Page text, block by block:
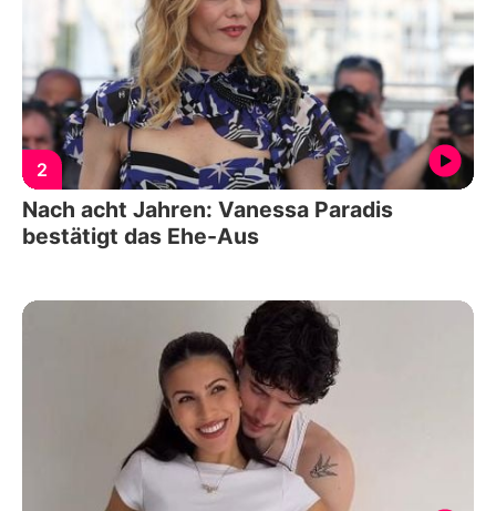
2
Nach acht Jahren: Vanessa Paradis
bestätigt das Ehe-Aus